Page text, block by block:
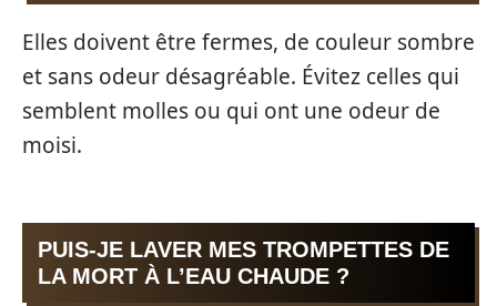
Elles doivent être fermes, de couleur sombre
et sans odeur désagréable. Évitez celles qui
semblent molles ou qui ont une odeur de
moisi.
PUIS-JE LAVER MES TROMPETTES DE
LA MORT À L’EAU CHAUDE ?